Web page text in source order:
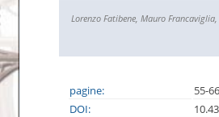
Lorenzo Fatibene, Mauro Francaviglia,
pagine:
55-66
DOI: